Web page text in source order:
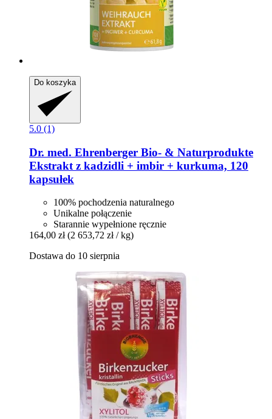
Do koszyka
5.0 (1)
Dr. med. Ehrenberger Bio- & Naturprodukte
Ekstrakt z kadzidli + imbir + kurkuma, 120
kapsułek
100% pochodzenia naturalnego
Unikalne połączenie
Starannie wypełnione ręcznie
164,00 zł (2 653,72 zł / kg)
Dostawa do 10 sierpnia